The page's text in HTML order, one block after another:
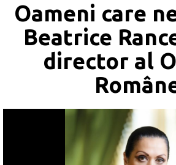
Oameni care
Beatrice
director al